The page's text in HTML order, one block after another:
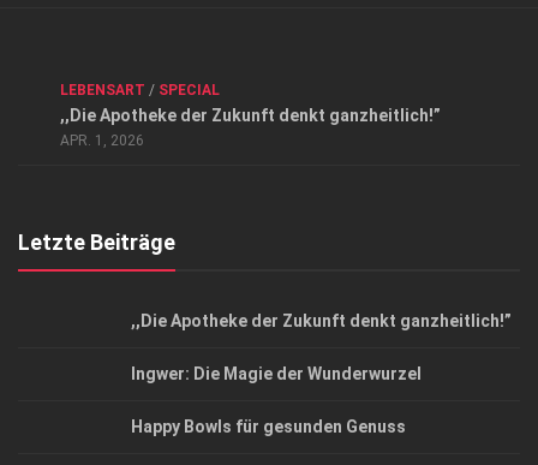
Datenschutzerklärung
Top Magazin Dresden / Ostsachsen
LEBENSART / SPECIAL
,,Die Apotheke der Zukunft denkt ganzheitlich!”
APR. 1, 2026
Letzte Beiträge
,,Die Apotheke der Zukunft denkt ganzheitlich!”
Ingwer: Die Magie der Wunderwurzel
Happy Bowls für gesunden Genuss